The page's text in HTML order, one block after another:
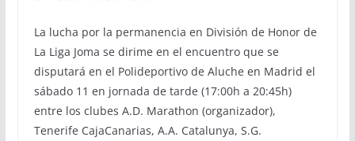
La lucha por la permanencia en División de Honor de
La Liga Joma se dirime en el encuentro que se
disputará en el Polideportivo de Aluche en Madrid el
sábado 11 en jornada de tarde (17:00h a 20:45h)
entre los clubes A.D. Marathon (organizador),
Tenerife CajaCanarias, A.A. Catalunya, S.G.